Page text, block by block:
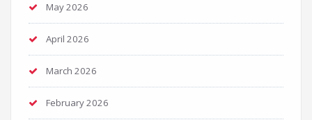
May 2026
April 2026
March 2026
February 2026